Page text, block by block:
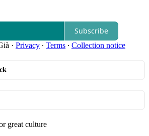
Subscribe
· Privacy ∙ Terms ∙ Collection notice
great culture